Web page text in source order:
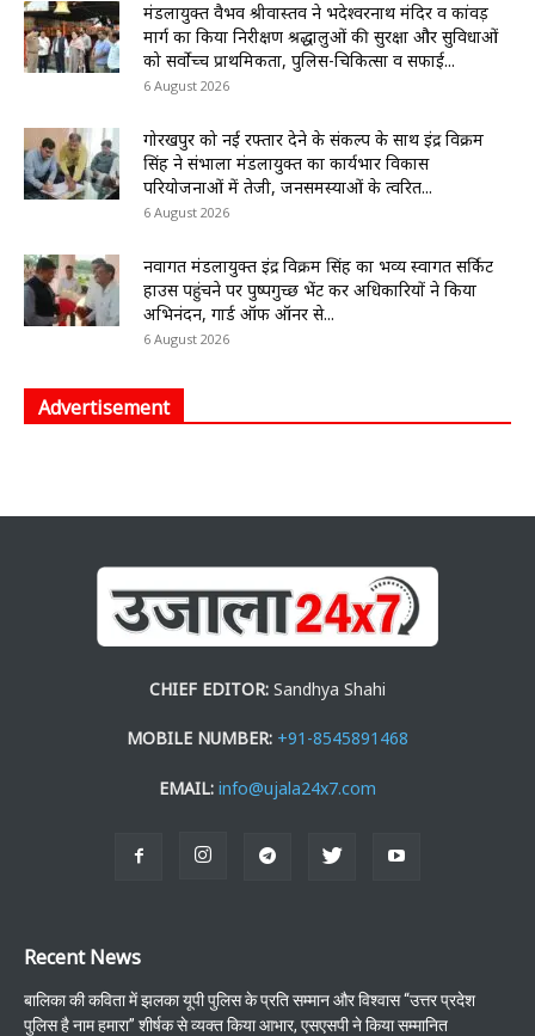
मंडलायुक्त वैभव श्रीवास्तव ने भदेश्वरनाथ मंदिर व कांवड़
मार्ग का किया निरीक्षण श्रद्धालुओं की सुरक्षा और सुविधाओं
को सर्वोच्च प्राथमिकता, पुलिस-चिकित्सा व सफाई...
6 August 2026
गोरखपुर को नई रफ्तार देने के संकल्प के साथ इंद्र विक्रम
सिंह ने संभाला मंडलायुक्त का कार्यभार विकास
परियोजनाओं में तेजी, जनसमस्याओं के त्वरित...
6 August 2026
नवागत मंडलायुक्त इंद्र विक्रम सिंह का भव्य स्वागत सर्किट
हाउस पहुंचने पर पुष्पगुच्छ भेंट कर अधिकारियों ने किया
अभिनंदन, गार्ड ऑफ ऑनर से...
6 August 2026
Advertisement
CHIEF EDITOR: Sandhya Shahi
MOBILE NUMBER: +91-8545891468
EMAIL: info@ujala24x7.com
Recent News
बालिका की कविता में झलका यूपी पुलिस के प्रति सम्मान और विश्वास “उत्तर प्रदेश
पुलिस है नाम हमारा” शीर्षक से व्यक्त किया आभार, एसएसपी ने किया सम्मानित